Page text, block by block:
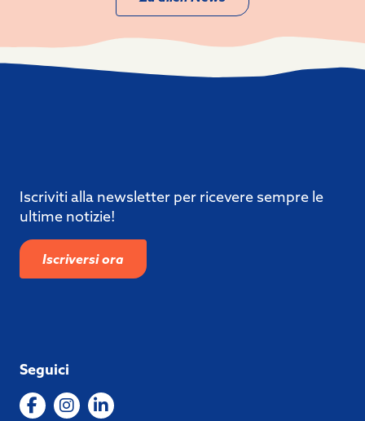
Iscriviti alla newsletter per ricevere sempre le
ultime notizie!
Iscriversi ora
Seguici